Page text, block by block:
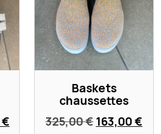
€
Baskets
chaussettes
325,00€Le
163,00€